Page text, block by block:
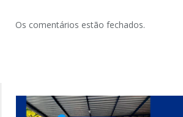
Os comentários estão fechados.